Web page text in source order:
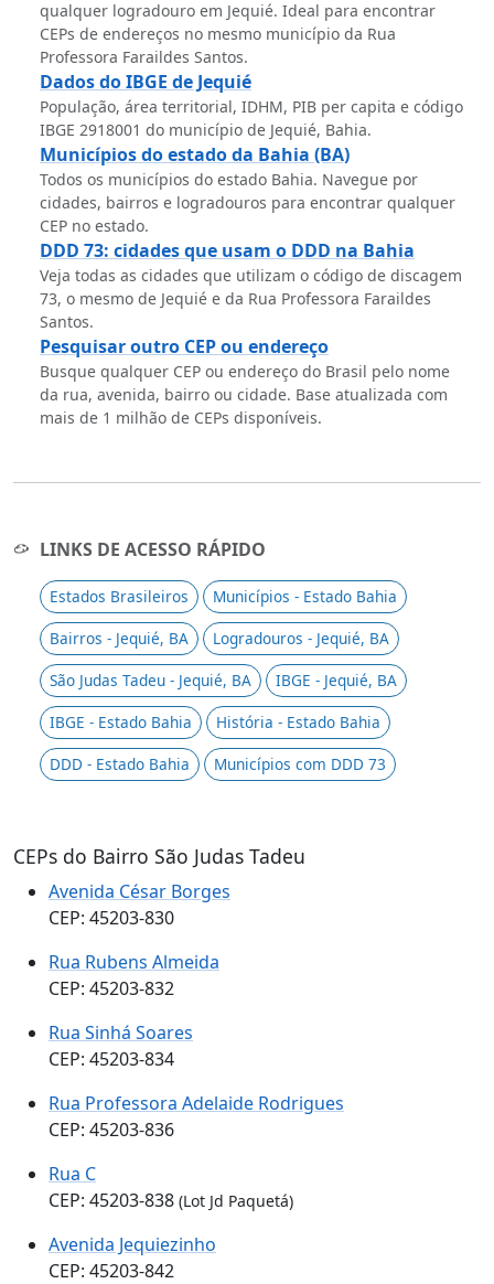
qualquer logradouro em Jequié. Ideal para encontrar
CEPs de endereços no mesmo município da Rua
Professora Faraildes Santos.
Dados do IBGE de Jequié
População, área territorial, IDHM, PIB per capita e código
IBGE 2918001 do município de Jequié, Bahia.
Municípios do estado da Bahia (BA)
Todos os municípios do estado Bahia. Navegue por
cidades, bairros e logradouros para encontrar qualquer
CEP no estado.
DDD 73: cidades que usam o DDD na Bahia
Veja todas as cidades que utilizam o código de discagem
73, o mesmo de Jequié e da Rua Professora Faraildes
Santos.
Pesquisar outro CEP ou endereço
Busque qualquer CEP ou endereço do Brasil pelo nome
da rua, avenida, bairro ou cidade. Base atualizada com
mais de 1 milhão de CEPs disponíveis.
LINKS DE ACESSO RÁPIDO
Estados Brasileiros
Municípios - Estado Bahia
Bairros - Jequié, BA
Logradouros - Jequié, BA
São Judas Tadeu - Jequié, BA
IBGE - Jequié, BA
IBGE - Estado Bahia
História - Estado Bahia
DDD - Estado Bahia
Municípios com DDD 73
CEPs do Bairro São Judas Tadeu
Avenida César Borges
CEP: 45203-830
Rua Rubens Almeida
CEP: 45203-832
Rua Sinhá Soares
CEP: 45203-834
Rua Professora Adelaide Rodrigues
CEP: 45203-836
Rua C
CEP: 45203-838 (Lot Jd Paquetá)
Avenida Jequiezinho
CEP: 45203-842